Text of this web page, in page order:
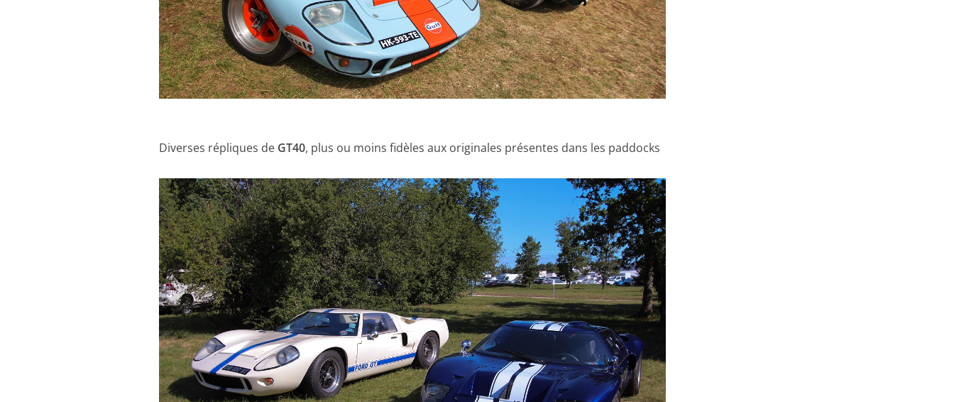
Diverses répliques de GT40, plus ou moins fidèles aux originales présentes dans les paddocks